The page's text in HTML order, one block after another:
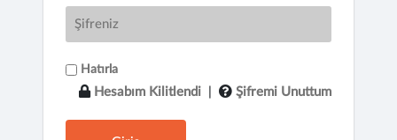
Hatırla
Hesabım Kilitlendi Şifremi Unuttum